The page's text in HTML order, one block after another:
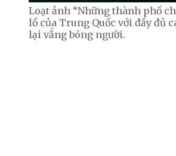
Loạt ảnh “Những thành phố
lồ của Trung Quốc với đầy đủ
lại vắng bóng người.